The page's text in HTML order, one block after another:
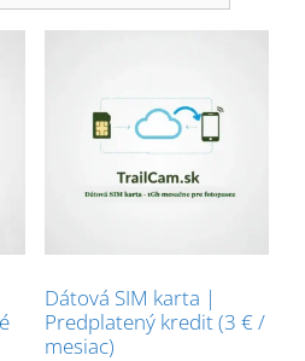
Dátová SIM karta |
Predplatený kredit (3 € /
mesiac)